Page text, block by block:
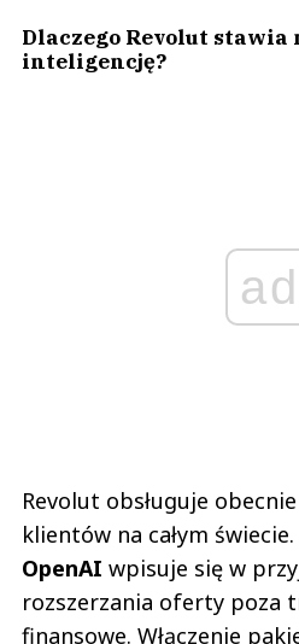
Dlaczego Revolut stawia
inteligencję?
ad
Revolut obsługuje
klientów na całym świecie.
OpenAI wpisuje się w
rozszerzania oferty poza
finansowe. Włączenie